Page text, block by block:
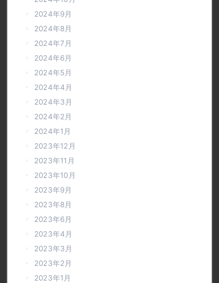
2024年9月
2024年8月
2024年7月
2024年6月
2024年5月
2024年4月
2024年3月
2024年2月
2024年1月
2023年12月
2023年11月
2023年10月
2023年9月
2023年8月
2023年6月
2023年4月
2023年3月
2023年2月
2023年1月